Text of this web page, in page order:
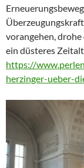
vorangehen,
ein düsteres
https://
herzinger-ueber-